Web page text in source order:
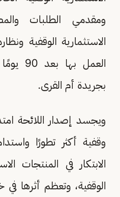
ومقدمي الطلبات
الاستثمارية الوقفية
بجريدة أم القرى.
ويجسد إصدار اللائحة
وقفية أكثر تطورًا
الابتكار في المنتجات
الوقفية، وتعظم أثرها